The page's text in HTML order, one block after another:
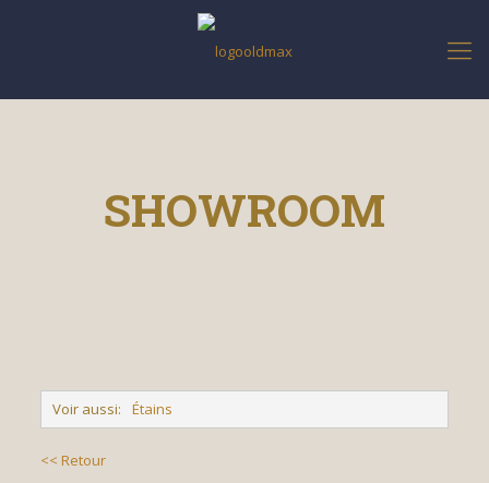
SHOWROOM
Voir aussi: Étains
<< Retour